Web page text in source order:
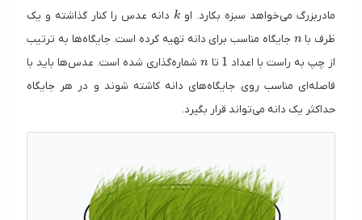
مادربزرگ می‌خواهد سبزه بکارد. اوk
k دانه عدس را کنار گذاشته و یک
ظرف با
n
n جایگاه مناسب برای دانه تهیه کرده است. جایگاه‌ها به ترتیب
از چپ به راست با اعداد
1
1 تا
n
n شماره‌گذاری شده است. عدس‌ها باید با
فاصله‌ای مناسب روی جایگاه‌های دانه کاشته شوند و در هر جایگاه
حداکثر یک دانه می‌تواند قرار بگیرد.